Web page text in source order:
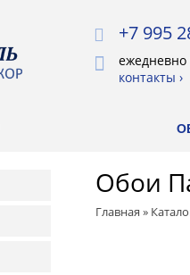
+7 995
контакты ›
Обои
Главная »